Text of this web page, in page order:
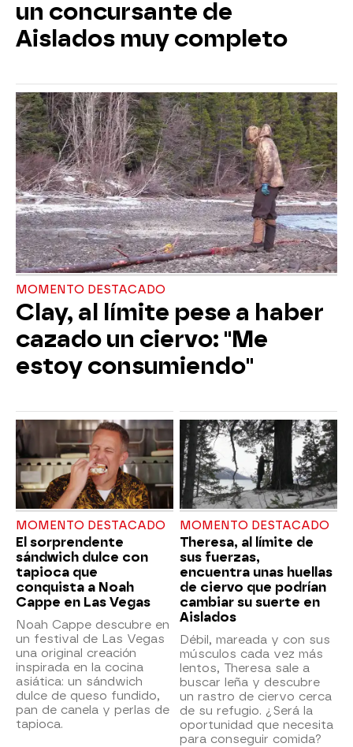
un concursante de
Aislados muy completo
MOMENTO DESTACADO
Clay, al límite pese a haber
cazado un ciervo: "Me
estoy consumiendo"
MOMENTO DESTACADO
El sorprendente
sándwich dulce con
tapioca que
conquista a Noah
Cappe en Las Vegas
Noah Cappe descubre en
un festival de Las Vegas
una original creación
inspirada en la cocina
asiática: un sándwich
dulce de queso fundido,
pan de canela y perlas de
tapioca.
MOMENTO DESTACADO
Theresa, al límite de
sus fuerzas,
encuentra unas huellas
de ciervo que podrían
cambiar su suerte en
Aislados
Débil, mareada y con sus
músculos cada vez más
lentos, Theresa sale a
buscar leña y descubre
un rastro de ciervo cerca
de su refugio. ¿Será la
oportunidad que necesita
para conseguir comida?